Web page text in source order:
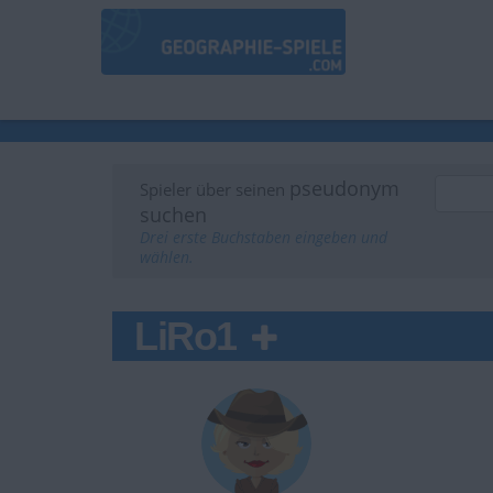
Spieler über seinen pseudonym
suchen
LiRo1